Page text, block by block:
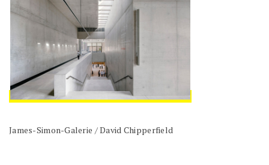
James-Simon-Galerie / David Chipperfield